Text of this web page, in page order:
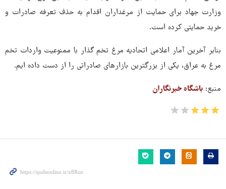
وزارت جهاد برای حمایت از مرغداران اقدام به حذف تعرفه صادرات و
خرید حمایتی کرده است.
بنابر آخرین آمار اعلامی اتحادیه مرغ تخم گذار با ممنوعیت واردات تخم
مرغ به عراق، یکی از بزرگترین بازارهای صادراتی را از دست داده ایم.
منبع: باشگاه خبرنگاران